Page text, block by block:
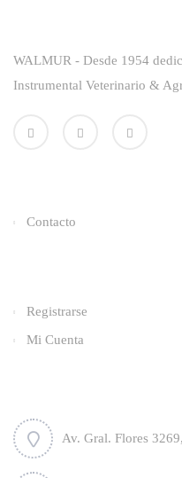
WALMUR - Desde 1954
Instrumental Veterinario &
Contacto
Registrarse
Mi Cuenta
Av. Gral. Flores